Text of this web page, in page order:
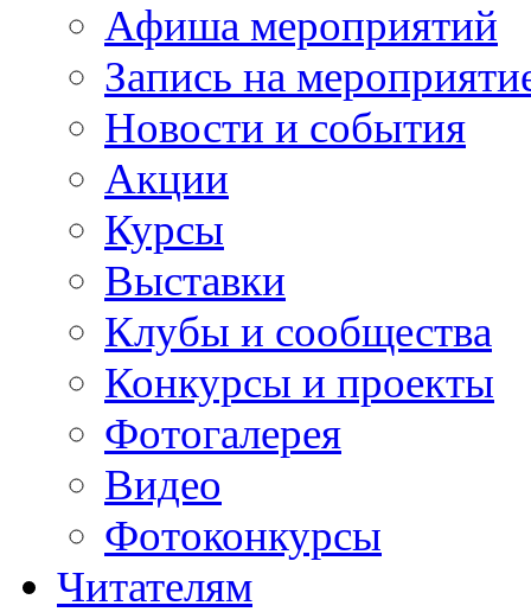
Афиша мероприятий
Запись на
Новости и события
Акции
Курсы
Выставки
Клубы и сообщества
Конкурсы и проекты
Фотогалерея
Видео
Фотоконкурсы
Читателям